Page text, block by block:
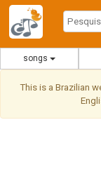
songs
This is a Brazilian